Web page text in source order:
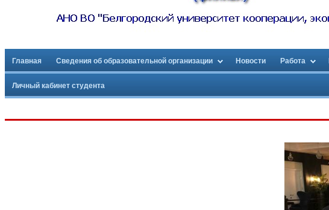
Главная Сведения об образовательной организации Новости Работа
Личный кабинет студента